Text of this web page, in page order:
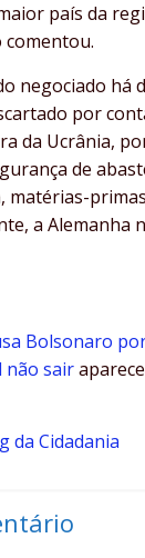
país da
comentou.
negociado há
por
da Ucrânia,
de
matérias-
a Alemanha
Bolsonaro
não sair
da Cidadania